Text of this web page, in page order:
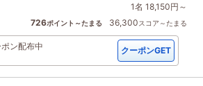
1名 18,150円～
726ポイント～たまる 36,300スコア～たまる
ン配布中 クーポンGET